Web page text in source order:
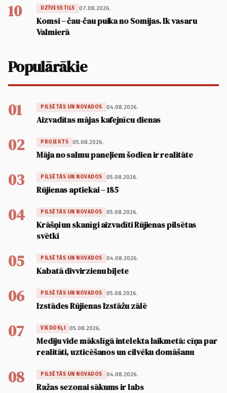
10 DZĪVESSTILS 07.08.2026.
Komsi – čau-čau puika no Somijas. Ik vasaru
Valmierā
Populārākie
01 PILSĒTĀS UN NOVADOS 04.08.2026.
Aizvadītas mājas kafejnīcu dienas
02 PROJEKTS 05.08.2026.
Māja no salmu paneļiem šodien ir realitāte
03 PILSĒTĀS UN NOVADOS 05.08.2026.
Rūjienas aptiekai – 185
04 PILSĒTĀS UN NOVADOS 05.08.2026.
Krāšņi un skanīgi aizvadīti Rūjienas pilsētas
svētki
05 PILSĒTĀS UN NOVADOS 04.08.2026.
Kabatā divvirzienu biļete
06 PILSĒTĀS UN NOVADOS 05.08.2026.
Izstādes Rūjienas Izstāžu zālē
07 VIEDOKĻI 05.08.2026.
Mediju vide mākslīgā intelekta laikmetā: cīņa par
realitāti, uzticēšanos un cilvēku domāšanu
08 PILSĒTĀS UN NOVADOS 04.08.2026.
Ražas sezonai sākums ir labs